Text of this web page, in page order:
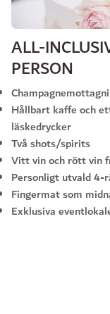
ALL-
PERSON
Hållbart kaffe och
läskedrycker
Två shots/spirits
Vitt vin och rött vin
Personligt utvald
Fingermat som
Exklusiva